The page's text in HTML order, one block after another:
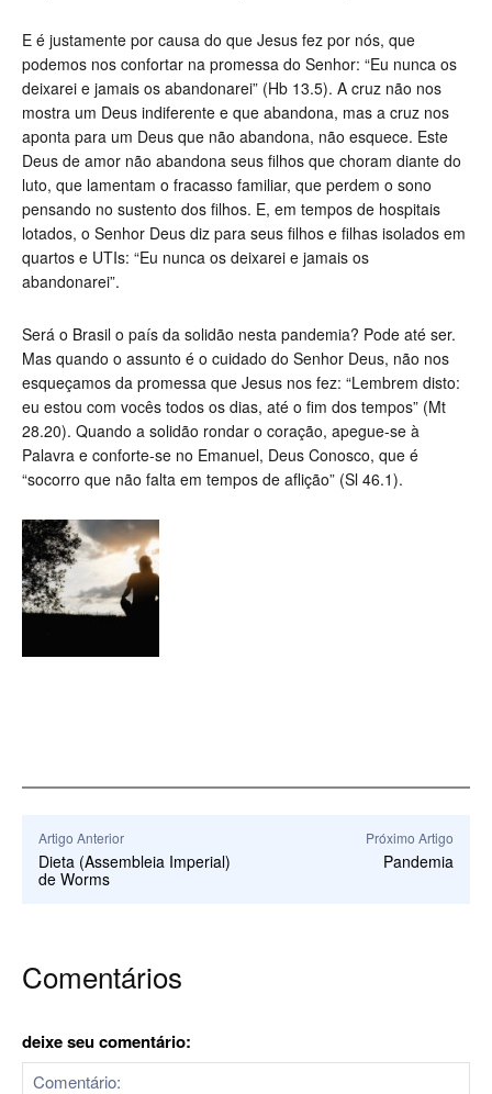
E é justamente por causa do que Jesus fez por nós, que
podemos nos confortar na promessa do Senhor: “Eu nunca os
deixarei e jamais os abandonarei” (Hb 13.5). A cruz não nos
mostra um Deus indiferente e que abandona, mas a cruz nos
aponta para um Deus que não abandona, não esquece. Este
Deus de amor não abandona seus filhos que choram diante do
luto, que lamentam o fracasso familiar, que perdem o sono
pensando no sustento dos filhos. E, em tempos de hospitais
lotados, o Senhor Deus diz para seus filhos e filhas isolados em
quartos e UTIs: “Eu nunca os deixarei e jamais os
abandonarei”.
Será o Brasil o país da solidão nesta pandemia? Pode até ser.
Mas quando o assunto é o cuidado do Senhor Deus, não nos
esqueçamos da promessa que Jesus nos fez: “Lembrem disto:
eu estou com vocês todos os dias, até o fim dos tempos” (Mt
28.20). Quando a solidão rondar o coração, apegue-se à
Palavra e conforte-se no Emanuel, Deus Conosco, que é
“socorro que não falta em tempos de aflição” (Sl 46.1).
Artigo Anterior
Dieta (Assembleia Imperial)
de Worms
Próximo Artigo
Pandemia
Comentários
deixe seu comentário: